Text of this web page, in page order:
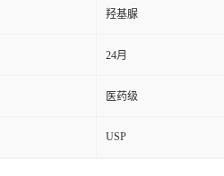
羟基脲
24月
医药级
USP